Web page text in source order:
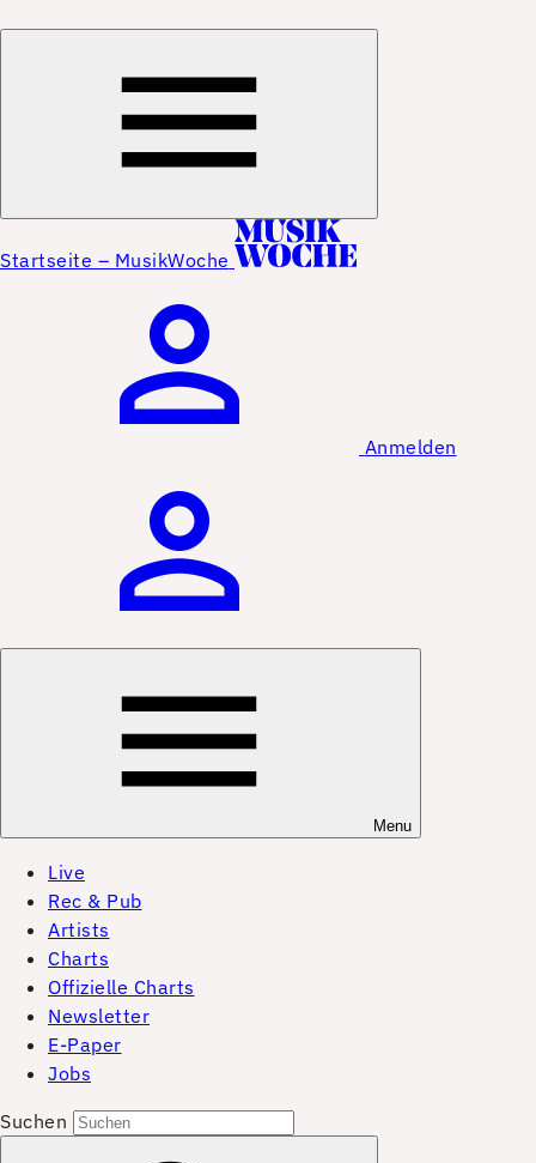
Startseite – MusikWoche
Anmelden
Menu
Live
Rec & Pub
Artists
Charts
Offizielle Charts
Newsletter
E-Paper
Jobs
Suchen